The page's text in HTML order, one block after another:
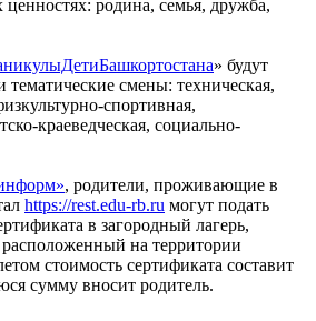
ценностях: родина, семья, дружба,
» будут
тематические смены: техническая,
спортивная,
краеведческая, социально-
, родители, проживающие в
https://rest.edu-rb.ru могут подать
в загородный лагерь,
на территории
стоимость сертификата составит
сумму вносит родитель.